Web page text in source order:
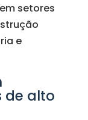
setores
e
de alto